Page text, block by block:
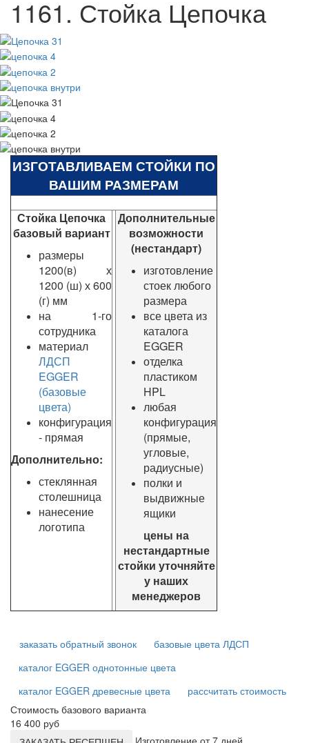
1161. Стойка Цепочка
ИЗГОТАВЛИВАЕМ СТОЙКИ ПО
ВАШИМ РАЗМЕРАМ
Стойка Цепочка
базовый вариант
размеры
1200(в) х
1200 (ш) х 600
(г) мм
на 1-го
сотрудника
материал
ЛДСП
EGGER
(базовые
цвета)
конфигурация
- прямая
Дополнительно:
стеклянная
столешница
нанесение
логотипа
Дополнительные
возможности
(нестандарт)
изготовление
стоек любого
размера
все цвета из
каталога
EGGER
отделка
пластиком
HPL
любая
конфигурация
(прямые,
угловые,
радиусные)
полки и
выдвижные
ящики
цены на
нестандартные
стойки уточняйте
у наших
менеджеров
заказать обратный звонок
базовые цвета ЛДСП
каталог EGGER однотонные цвета
каталог EGGER древесные цвета
рассчитать стоимость
Стоимость базового варианта
16 400 руб
Изготовление от 7 дней